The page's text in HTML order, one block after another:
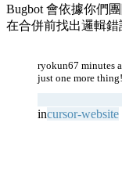
incursor-website
Bugbot 會依據你們
在合併前找出邏輯錯
ryokun67 minutes
just one more thing!